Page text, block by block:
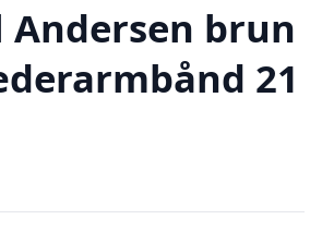
Andersen brun
21